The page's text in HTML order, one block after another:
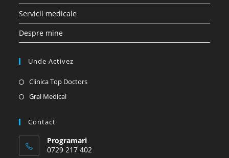
Servicii medicale
Despre mine
Unde Activez
Clinica Top DoctorsOpens
Gral MedicalOpens
tab
Contact
Programari
0729 217 402